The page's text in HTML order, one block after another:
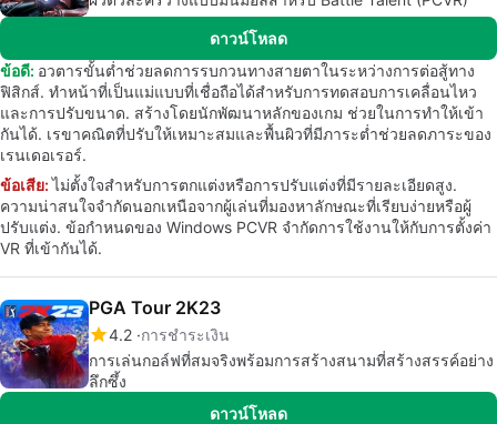
ดาวน์โหลด
ข้อดี: อวตารขั้นต่ำช่วยลดการรบกวนทางสายตาในระหว่างการต่อสู้ทาง
ฟิสิกส์. ทำหน้าที่เป็นแม่แบบที่เชื่อถือได้สำหรับการทดสอบการเคลื่อนไหว
และการปรับขนาด. สร้างโดยนักพัฒนาหลักของเกม ช่วยในการทำให้เข้า
กันได้. เรขาคณิตที่ปรับให้เหมาะสมและพื้นผิวที่มีภาระต่ำช่วยลดภาระของ
เรนเดอเรอร์.
ข้อเสีย:ไม่ตั้งใจสำหรับการตกแต่งหรือการปรับแต่งที่มีรายละเอียดสูง.
ความน่าสนใจจำกัดนอกเหนือจากผู้เล่นที่มองหาลักษณะที่เรียบง่ายหรือผู้
ปรับแต่ง. ข้อกำหนดของ Windows PCVR จำกัดการใช้งานให้กับการตั้งค่า
VR ที่เข้ากันได้.
PGA Tour 2K23
4.2 การชำระเงิน
การเล่นกอล์ฟที่สมจริงพร้อมการสร้างสนามที่สร้างสรรค์อย่าง
ลึกซึ้ง
ดาวน์โหลด